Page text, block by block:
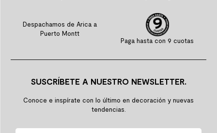
Despachamos de Arica a
Puerto Montt
Paga hasta con 9 cuotas
SUSCRÍBETE A NUESTRO NEWSLETTER.
Conoce e inspírate con lo último en decoración y nuevas
tendencias.